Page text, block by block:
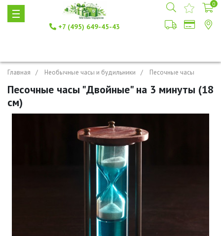
+7 (495) 649-45-43
0
Главная Необычные часы и будильники Песочные часы
Песочные часы "Двойные" на 3 минуты (18
см)